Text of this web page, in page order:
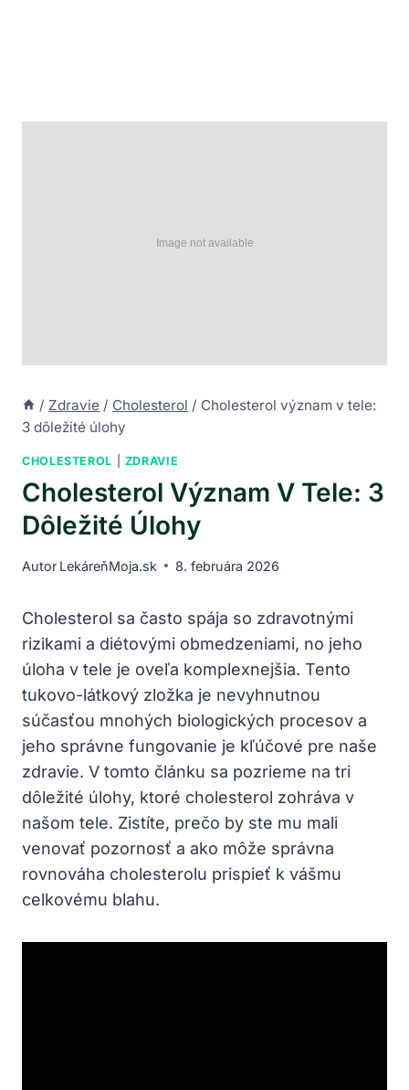
/ Zdravie / Cholesterol / Cholesterol význam v tele:
3 dôležité úlohy
CHOLESTEROL ZDRAVIE
Cholesterol Význam V Tele: 3
Dôležité Úlohy
Autor LekáreňMoja.sk 8. februára 2026
Cholesterol sa často spája so zdravotnými
rizikami a diétovými obmedzeniami, no jeho
úloha v tele je oveľa komplexnejšia. Tento
tukovo-látkový zložka je nevyhnutnou
súčasťou mnohých biologických procesov a
jeho správne fungovanie je kľúčové pre naše
zdravie. V tomto článku sa pozrieme na tri
dôležité úlohy, ktoré cholesterol zohráva v
našom tele. Zistíte, prečo by ste mu mali
venovať pozornosť a ako môže správna
rovnováha cholesterolu prispieť k vášmu
celkovému blahu.